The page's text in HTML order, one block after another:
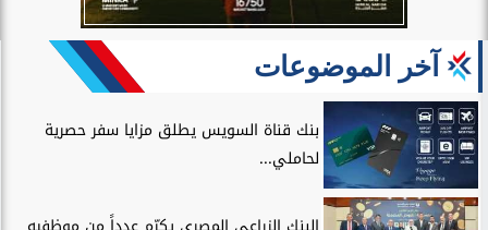
آخر الموضوعات
بنك قناة السويس يطلق مزايا سفر حصرية
لحاملي...